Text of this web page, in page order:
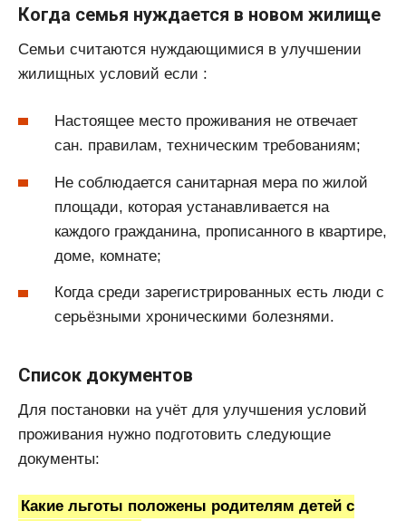
Когда семья нуждается в новом жилище
Семьи считаются нуждающимися в улучшении
жилищных условий если :
Настоящее место проживания не отвечает
сан. правилам, техническим требованиям;
Не соблюдается санитарная мера по жилой
площади, которая устанавливается на
каждого гражданина, прописанного в квартире,
доме, комнате;
Когда среди зарегистрированных есть люди с
серьёзными хроническими болезнями.
Список документов
Для постановки на учёт для улучшения условий
проживания нужно подготовить следующие
документы:
Какие льготы положены родителям детей с